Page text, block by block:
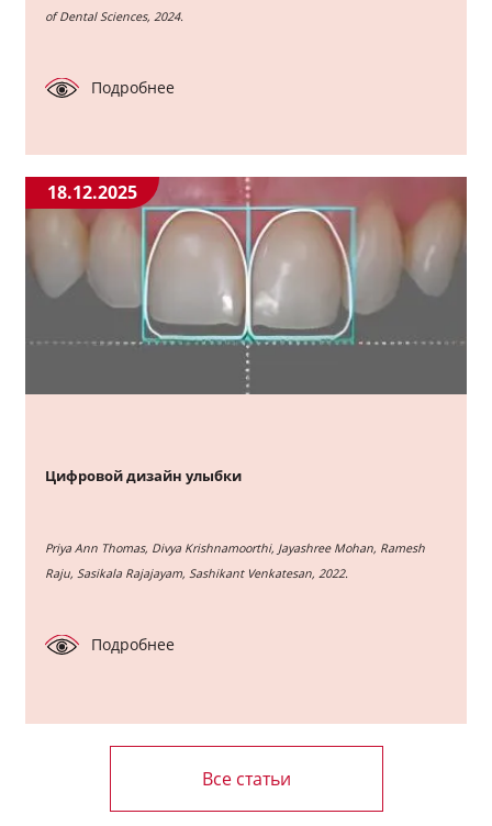
of Dental Sciences, 2024.
Подробнее
18.12.2025
Цифровой дизайн улыбки
Priya Ann Thomas, Divya Krishnamoorthi, Jayashree Mohan, Ramesh
Raju, Sasikala Rajajayam, Sashikant Venkatesan, 2022.
Подробнее
Все статьи